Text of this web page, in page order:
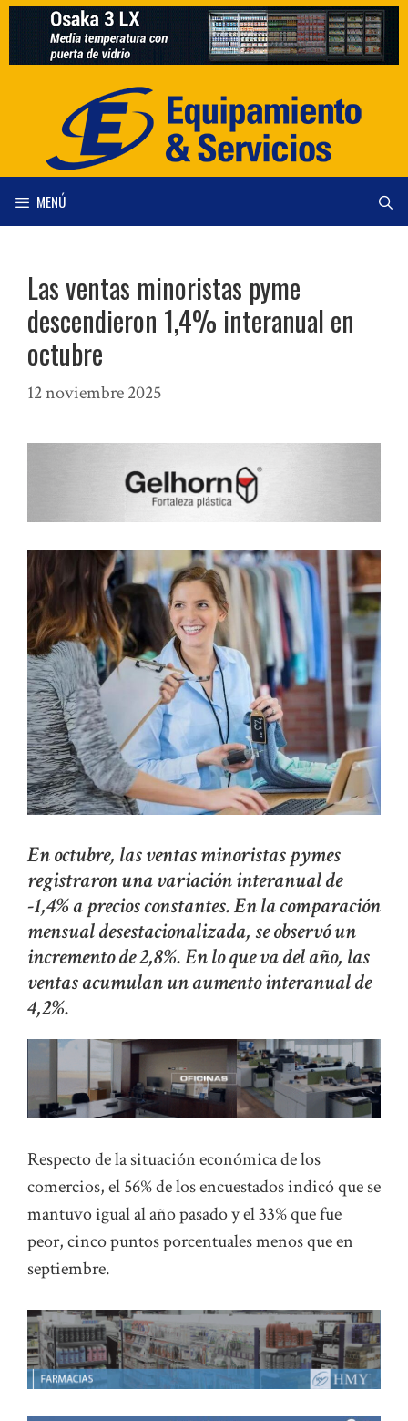
Saltar
contenido
MENÚ
Las ventas minoristas pyme
descendieron 1,4% interanual en
octubre
12 noviembre 2025
En octubre, las ventas minoristas pymes
registraron una variación interanual de
-1,4% a precios constantes. En la comparación
mensual desestacionalizada, se observó un
incremento de 2,8%. En lo que va del año, las
ventas acumulan un aumento interanual de
4,2%.
Respecto de la situación económica de los
comercios, el 56% de los encuestados indicó que se
mantuvo igual al año pasado y el 33% que fue
peor, cinco puntos porcentuales menos que en
septiembre.